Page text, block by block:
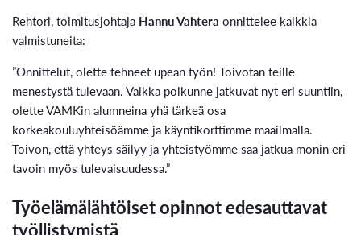
Rehtori, toimitusjohtaja Hannu Vahtera onnittelee kaikkia
valmistuneita:
”Onnittelut, olette tehneet upean työn! Toivotan teille
menestystä tulevaan. Vaikka polkunne jatkuvat nyt eri suuntiin,
olette VAMKin alumneina yhä tärkeä osa
korkeakouluyhteisöämme ja käyntikorttimme maailmalla.
Toivon, että yhteys säilyy ja yhteistyömme saa jatkua monin eri
tavoin myös tulevaisuudessa.”
Työelämälähtöiset opinnot edesauttavat
työllistymistä